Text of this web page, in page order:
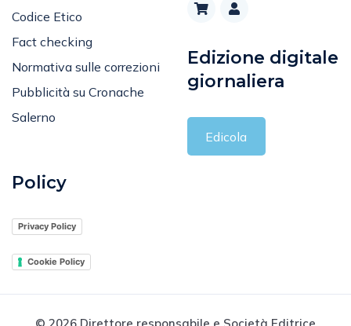
Codice Etico
Fact checking
Normativa sulle correzioni
Pubblicità su Cronache
Salerno
Edizione digitale
giornaliera
Edicola
Policy
Privacy Policy
Cookie Policy